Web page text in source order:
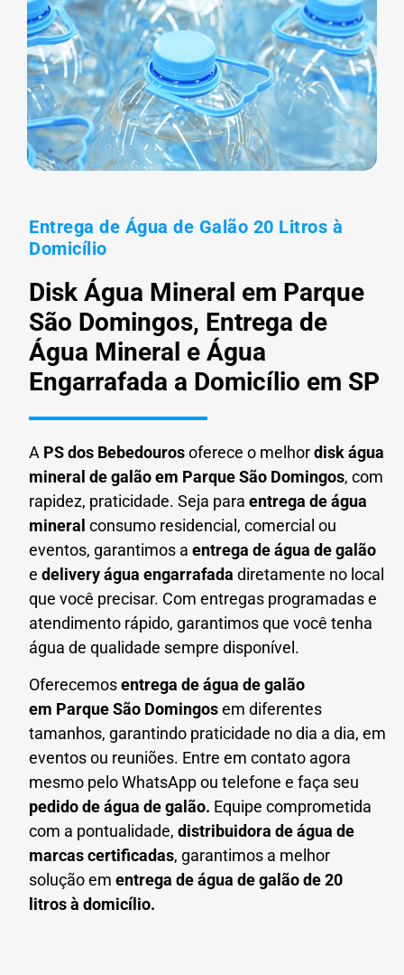
Entrega de Água de Galão 20 Litros à
Domicílio
Disk Água Mineral em Parque
São Domingos, Entrega de
Água Mineral e Água
Engarrafada a Domicílio em SP
A PS dos Bebedourosoferece o melhordisk água
mineral de galão em Parque São Domingos, com
rapidez, praticidade. Seja para entrega de água
mineral consumo residencial, comercial ou
eventos, garantimos a entrega de água de galão
e delivery água engarrafada diretamente no local
que você precisar. Com entregas programadas e
atendimento rápido, garantimos que você tenha
água de qualidade sempre disponível.
Oferecemosentrega de água de galão
em Parque São Domingosem diferentes
tamanhos, garantindo praticidade no dia a dia, em
eventos ou reuniões. Entre em contato agora
mesmo pelo WhatsApp ou telefone e faça seu
pedido de água de galão. Equipe comprometida
com a pontualidade, distribuidora de água de
marcas certificadas, garantimos a melhor
solução em entrega de água de galão de 20
litros à domicílio.